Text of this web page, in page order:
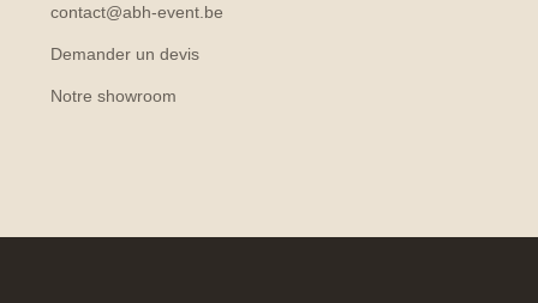
contact@abh-event.be
Demander un devis
Notre showroom